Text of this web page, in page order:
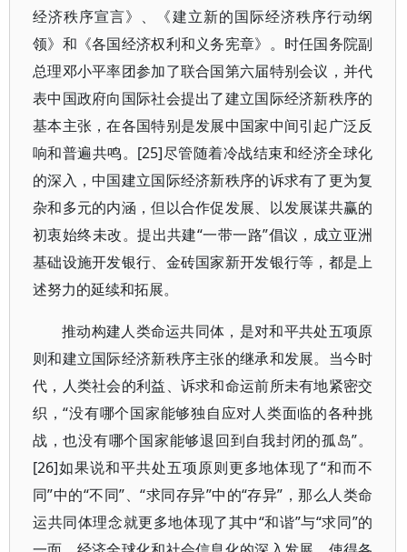
经济秩序宣言》、《建立新的国际经济秩序行动纲
领》和《各国经济权利和义务宪章》。时任国务院副
总理邓小平率团参加了联合国第六届特别会议，并代
表中国政府向国际社会提出了建立国际经济新秩序的
基本主张，在各国特别是发展中国家中间引起广泛反
响和普遍共鸣。[25]尽管随着冷战结束和经济全球化
的深入，中国建立国际经济新秩序的诉求有了更为复
杂和多元的内涵，但以合作促发展、以发展谋共赢的
初衷始终未改。提出共建“一带一路”倡议，成立亚洲
基础设施开发银行、金砖国家新开发银行等，都是上
述努力的延续和拓展。
推动构建人类命运共同体，是对和平共处五项原
则和建立国际经济新秩序主张的继承和发展。当今时
代，人类社会的利益、诉求和命运前所未有地紧密交
织，“没有哪个国家能够独自应对人类面临的各种挑
战，也没有哪个国家能够退回到自我封闭的孤岛”。
[26]如果说和平共处五项原则更多地体现了“和而不
同”中的“不同”、“求同存异”中的“存异”，那么人类命
运共同体理念就更多地体现了其中“和谐”与“求同”的